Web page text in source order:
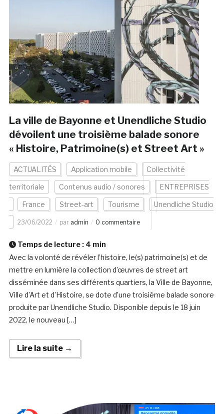
La ville de Bayonne et Unendliche Studio
dévoilent une troisième balade sonore
« Histoire, Patrimoine(s) et Street Art »
ACTUALITÉS Application mobile Collectivité
territoriale Contenus audio / sonores ENTREPRISES
France Street-art Tourisme Unendliche Studio
23/06/2022 par admin 0 commentaire
Temps de lecture : 4 min
Avec la volonté de révéler l’histoire, le(s) patrimoine(s) et de
mettre en lumière la collection d’œuvres de street art
disséminée dans ses différents quartiers, la Ville de Bayonne,
Ville d’Art et d’Histoire, se dote d’une troisième balade sonore
produite par Unendliche Studio. Disponible depuis le 18 juin
2022, le nouveau […]
Lire la suite →